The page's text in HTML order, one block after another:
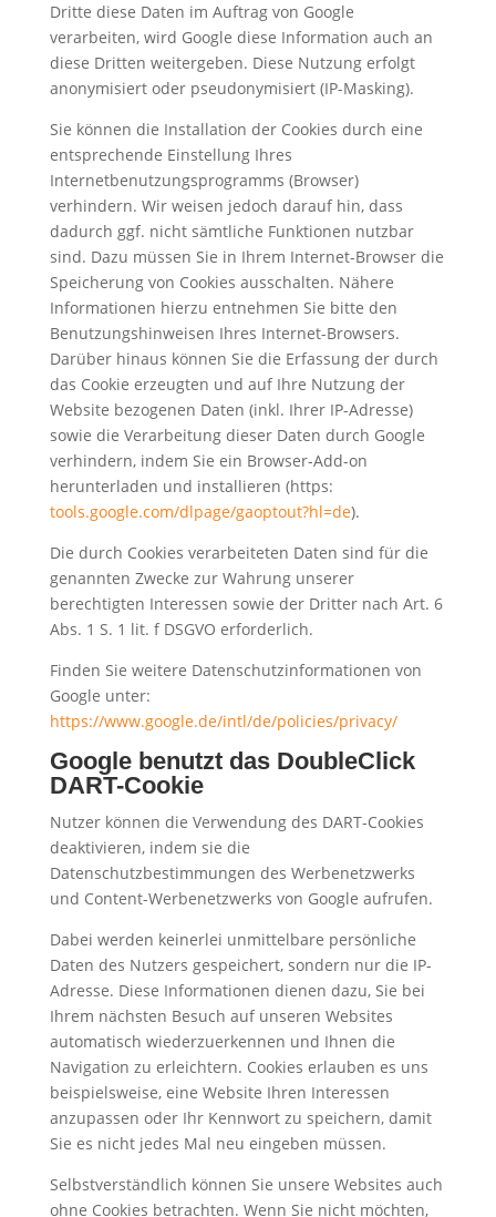
Dritte diese Daten im Auftrag von Google
verarbeiten, wird Google diese Information auch an
diese Dritten weitergeben. Diese Nutzung erfolgt
anonymisiert oder pseudonymisiert (IP-Masking).
Sie können die Installation der Cookies durch eine
entsprechende Einstellung Ihres
Internetbenutzungsprogramms (Browser)
verhindern. Wir weisen jedoch darauf hin, dass
dadurch ggf. nicht sämtliche Funktionen nutzbar
sind. Dazu müssen Sie in Ihrem Internet-Browser die
Speicherung von Cookies ausschalten. Nähere
Informationen hierzu entnehmen Sie bitte den
Benutzungshinweisen Ihres Internet-Browsers.
Darüber hinaus können Sie die Erfassung der durch
das Cookie erzeugten und auf Ihre Nutzung der
Website bezogenen Daten (inkl. Ihrer IP-Adresse)
sowie die Verarbeitung dieser Daten durch Google
verhindern, indem Sie ein Browser-Add-on
herunterladen und installieren (https:
tools.google.com/dlpage/gaoptout?hl=de).
Die durch Cookies verarbeiteten Daten sind für die
genannten Zwecke zur Wahrung unserer
berechtigten Interessen sowie der Dritter nach Art. 6
Abs. 1 S. 1 lit. f DSGVO erforderlich.
Finden Sie weitere Datenschutzinformationen von
Google unter:
https://www.google.de/intl/de/policies/privacy/
Google benutzt das DoubleClick
DART-Cookie
Nutzer können die Verwendung des DART-Cookies
deaktivieren, indem sie die
Datenschutzbestimmungen des Werbenetzwerks
und Content-Werbenetzwerks von Google aufrufen.
Dabei werden keinerlei unmittelbare persönliche
Daten des Nutzers gespeichert, sondern nur die IP-
Adresse. Diese Informationen dienen dazu, Sie bei
Ihrem nächsten Besuch auf unseren Websites
automatisch wiederzuerkennen und Ihnen die
Navigation zu erleichtern. Cookies erlauben es uns
beispielsweise, eine Website Ihren Interessen
anzupassen oder Ihr Kennwort zu speichern, damit
Sie es nicht jedes Mal neu eingeben müssen.
Selbstverständlich können Sie unsere Websites auch
ohne Cookies betrachten. Wenn Sie nicht möchten,